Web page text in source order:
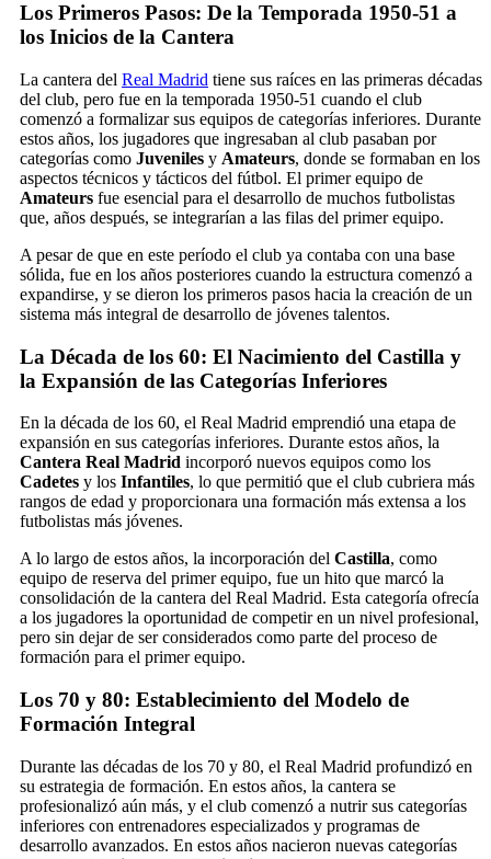
Los Primeros Pasos: De la Temporada 1950-51 a
los Inicios de la Cantera
La cantera del Real Madrid tiene sus raíces en las primeras décadas
del club, pero fue en la temporada 1950-51 cuando el club
comenzó a formalizar sus equipos de categorías inferiores. Durante
estos años, los jugadores que ingresaban al club pasaban por
categorías como Juveniles y Amateurs, donde se formaban en los
aspectos técnicos y tácticos del fútbol. El primer equipo de
Amateurs fue esencial para el desarrollo de muchos futbolistas
que, años después, se integrarían a las filas del primer equipo.
A pesar de que en este período el club ya contaba con una base
sólida, fue en los años posteriores cuando la estructura comenzó a
expandirse, y se dieron los primeros pasos hacia la creación de un
sistema más integral de desarrollo de jóvenes talentos.
La Década de los 60: El Nacimiento del Castilla y
la Expansión de las Categorías Inferiores
En la década de los 60, el Real Madrid emprendió una etapa de
expansión en sus categorías inferiores. Durante estos años, la
Cantera Real Madrid incorporó nuevos equipos como los
Cadetes y los Infantiles, lo que permitió que el club cubriera más
rangos de edad y proporcionara una formación más extensa a los
futbolistas más jóvenes.
A lo largo de estos años, la incorporación del Castilla, como
equipo de reserva del primer equipo, fue un hito que marcó la
consolidación de la cantera del Real Madrid. Esta categoría ofrecía
a los jugadores la oportunidad de competir en un nivel profesional,
pero sin dejar de ser considerados como parte del proceso de
formación para el primer equipo.
Los 70 y 80: Establecimiento del Modelo de
Formación Integral
Durante las décadas de los 70 y 80, el Real Madrid profundizó en
su estrategia de formación. En estos años, la cantera se
profesionalizó aún más, y el club comenzó a nutrir sus categorías
inferiores con entrenadores especializados y programas de
desarrollo avanzados. En estos años nacieron nuevas categorías